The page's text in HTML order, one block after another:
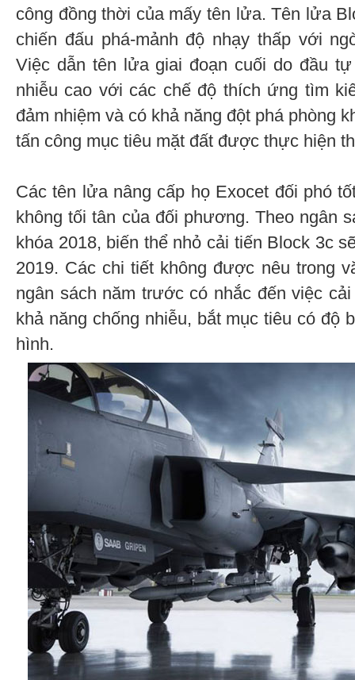
công đồng thời của mấy tên lửa. Tên lửa
chiến đấu phá-mảnh độ nhạy thấp với
Việc dẫn tên lửa giai đoạn cuối do đầu
nhiễu cao với các chế độ thích ứng tìm
đảm nhiệm và có khả năng đột phá phòng
tấn công mục tiêu mặt đất được thực hiện
Các tên lửa nâng cấp họ Exocet đối phó
không tối tân của đối phương. Theo ngân
khóa 2018, biến thể nhỏ cải tiến Block 3с
2019. Các chi tiết không được nêu trong
ngân sách năm trước có nhắc đến việc
khả năng chống nhiễu, bắt mục tiêu có độ
hình.